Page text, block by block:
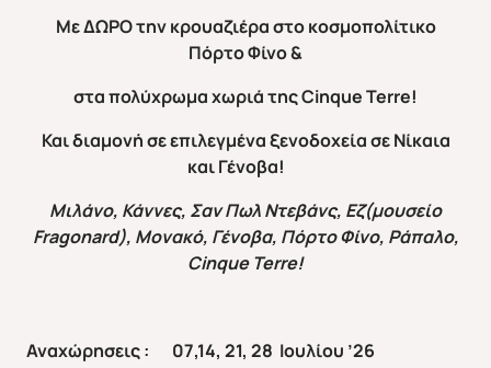
Απευθείας απο Ηράκλειο
Με ΔΩΡΟ την κρουαζιέρα στο κοσμοπολίτικο
Πόρτο Φίνο &
στα πολύχρωμα χωριά τηςCinqueTerre!
Και διαμονή σε επιλεγμένα ξενοδοχεία σε Νίκαια
και Γένοβα!
Μιλάνο, Κάννες, Σαν Πωλ Ντεβάνς, Εζ(μουσείο
Fragonard), Μονακό, Γένοβα, Πόρτο Φίνο, Ράπαλο,
Cinque Terre!
Αναχώρησεις : 07,14, 21, 28 Ιουλίου ’26